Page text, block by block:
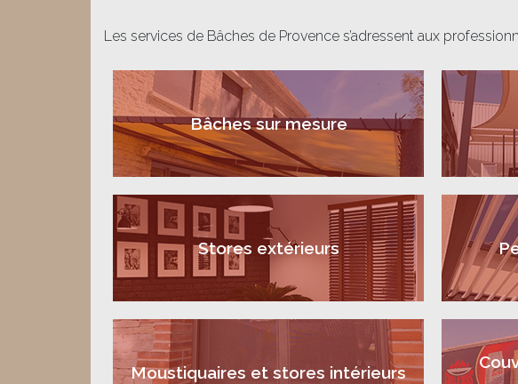
Les services de Bâches de Provence s’adressent aux
Bâches sur mesure
Stores extérieurs
Moustiquaires et stores intérieurs